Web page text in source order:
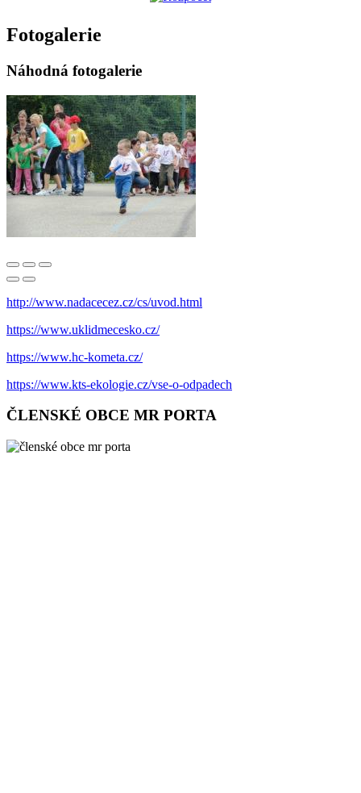
Fotogalerie
Náhodná fotogalerie
http://www.nadacecez.cz/cs/uvod.html
https://www.uklidmecesko.cz/
https://www.hc-kometa.cz/
https://www.kts-ekologie.cz/vse-o-odpadech
ČLENSKÉ OBCE MR PORTA